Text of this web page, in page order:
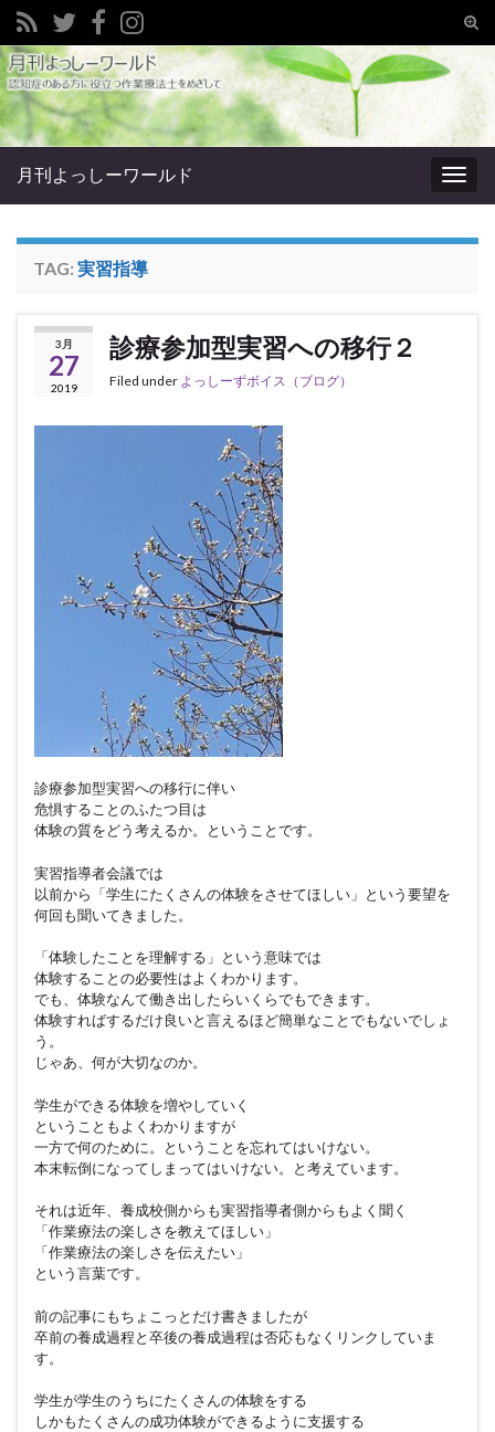
Search for:
月刊よっしーワールド
TAG: 実習指導
3月
27
2019
診療参加型実習への移行２
Filed under よっしーずボイス（ブログ）
診療参加型実習への移行に伴い
危惧することのふたつ目は
体験の質をどう考えるか。ということです。
実習指導者会議では
以前から「学生にたくさんの体験をさせてほしい」という要望を
何回も聞いてきました。
「体験したことを理解する」という意味では
体験することの必要性はよくわかります。
でも、体験なんて働き出したらいくらでもできます。
体験すればするだけ良いと言えるほど簡単なことでもないでしょ
う。
じゃあ、何が大切なのか。
学生ができる体験を増やしていく
ということもよくわかりますが
一方で何のために。ということを忘れてはいけない。
本末転倒になってしまってはいけない。と考えています。
それは近年、養成校側からも実習指導者側からもよく聞く
「作業療法の楽しさを教えてほしい」
「作業療法の楽しさを伝えたい」
という言葉です。
前の記事にもちょこっとだけ書きましたが
卒前の養成過程と卒後の養成過程は否応もなくリンクしていま
す。
学生が学生のうちにたくさんの体験をする
しかもたくさんの成功体験ができるように支援する